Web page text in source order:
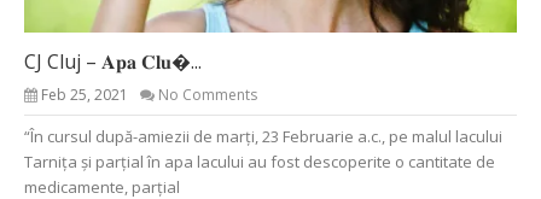
CJ Cluj – 𝐀𝐩𝐚 𝐂𝐥𝐮�...
Feb 25, 2021 No Comments
“În cursul după-amiezii de marți, 23 Februarie a.c., pe malul lacului
Tarnița și parțial în apa lacului au fost descoperite o cantitate de
medicamente, parțial